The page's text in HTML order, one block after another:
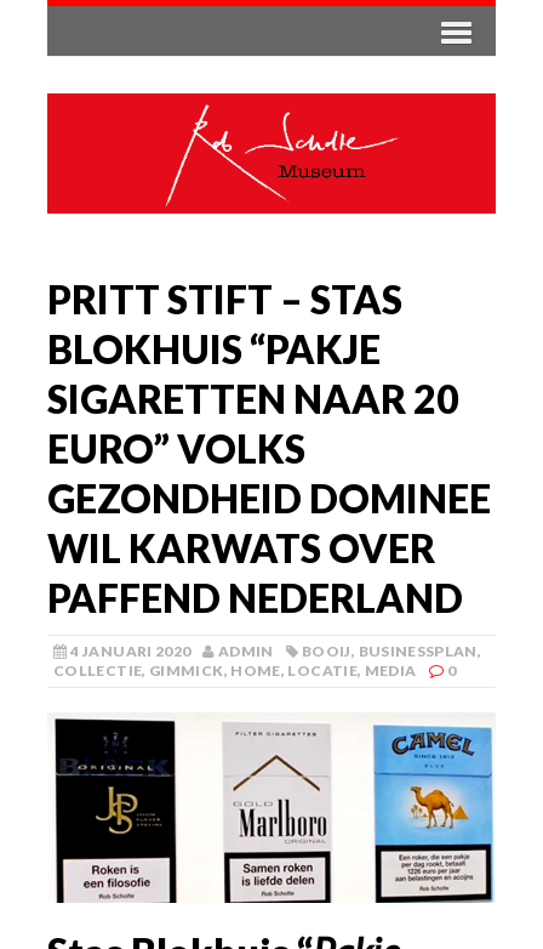
PRITT STIFT – STAS
BLOKHUIS “PAKJE
SIGARETTEN NAAR 20
EURO” VOLKS
GEZONDHEID DOMINEE
WIL KARWATS OVER
PAFFEND NEDERLAND
4 JANUARI 2020 ADMIN BOOIJ, BUSINESSPLAN,
COLLECTIE, GIMMICK, HOME, LOCATIE, MEDIA 0